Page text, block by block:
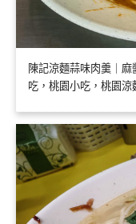
陳記涼麵蒜味肉羹｜
吃，桃園小吃，桃園涼